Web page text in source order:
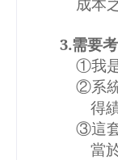
3.需要
①我
②系
得
③這
當